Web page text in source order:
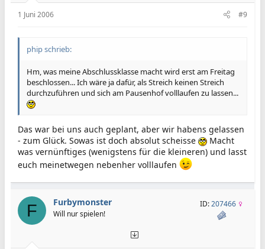
1 Juni 2006 #9
phip schrieb:
Hm, was meine Abschlussklasse macht wird erst am Freitag
beschlossen... Ich wäre ja dafür, als Streich keinen Streich
durchzuführen und sich am Pausenhof volllaufen zu lassen...
Das war bei uns auch geplant, aber wir habens gelassen
- zum Glück. Sowas ist doch absolut scheisse
Macht
was vernünftiges (wenigstens für die kleineren) und lasst
euch meinetwegen nebenher volllaufen
F Furbymonster
Will nur spielen!
ID:207466